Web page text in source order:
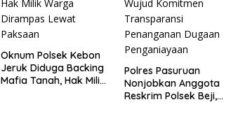
Oknum Polsek Kebon
Jeruk Diduga Backing
Mafia Tanah, Hak Milik
Polres Pasuruan
Nonjobkan Anggota
Reskrim Polsek Beji,